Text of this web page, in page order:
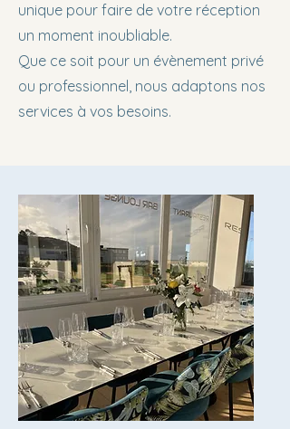
unique pour faire de votre réception
un moment inoubliable.
Que ce soit pour un évènement privé
ou professionnel, nous adaptons nos
services à vos besoins.